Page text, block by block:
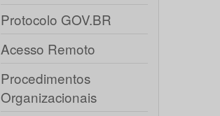
Protocolo GOV.BR
Acesso Remoto
Procedimentos
Organizacionais